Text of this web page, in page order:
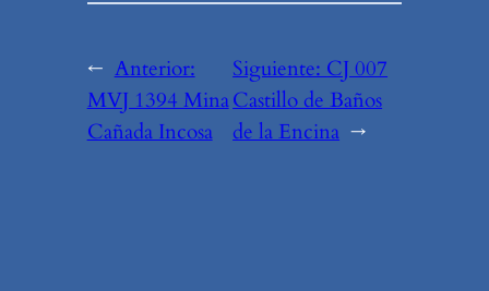
← Anterior:
MVJ 1394 Mina
Cañada Incosa
Siguiente: CJ 007
Castillo de Baños
de la Encina →